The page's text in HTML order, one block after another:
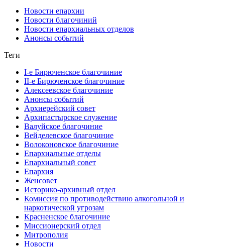
Новости епархии
Новости благочиний
Новости епархиальных отделов
Анонсы событий
Теги
I-е Бирюченское благочиние
II-е Бирюченское благочиние
Алексеевское благочиние
Анонсы событий
Архиерейский совет
Архипастырское служение
Валуйское благочиние
Вейделевское благочиние
Волоконовское благочиние
Епархиальные отделы
Епархиальный совет
Епархия
Женсовет
Историко-архивный отдел
Комиссия по противодействию алкогольной и
наркотической угрозам
Красненское благочиние
Миссионерский отдел
Митрополия
Новости